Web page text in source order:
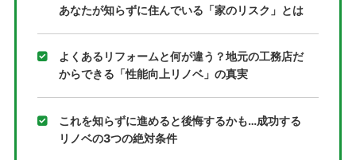
あなたが知らずに住んでいる「家のリスク」とは
よくあるリフォームと何が違う？地元の工務店だ
からできる「性能向上リノベ」の真実
これを知らずに進めると後悔するかも…成功する
リノベの3つの絶対条件